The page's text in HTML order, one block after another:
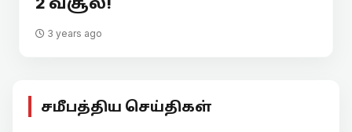
3 years ago
சமீபத்திய செய்திகள்